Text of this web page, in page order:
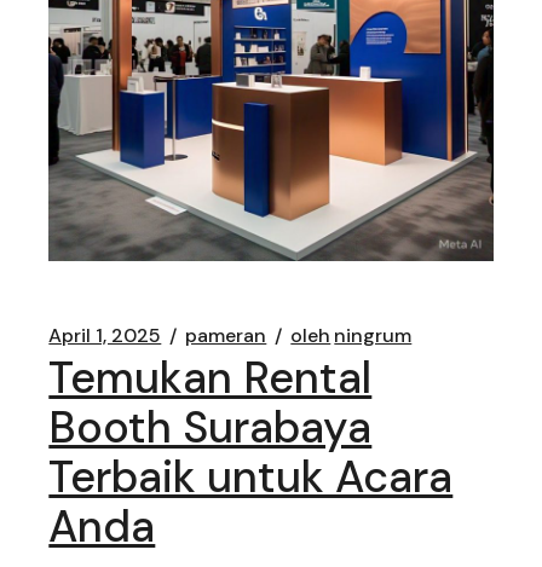
April 1, 2025 pameran oleh ningrum
Temukan Rental
Booth Surabaya
Terbaik untuk Acara
Anda